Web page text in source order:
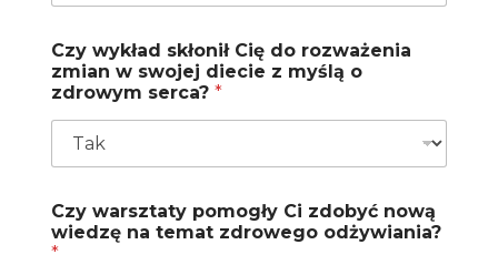
Czy wykład skłonił Cię do rozważenia
zmian w swojej diecie z myślą o
zdrowym serca? *
Czy warsztaty pomogły Ci zdobyć nową
wiedzę na temat zdrowego odżywiania?
*